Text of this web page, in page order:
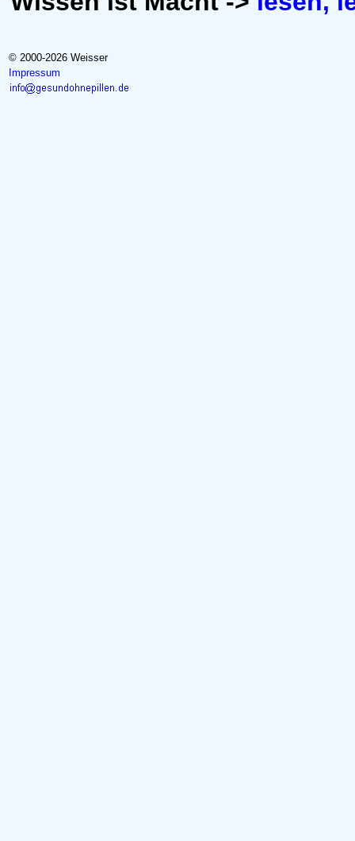
© 2000-2026 Weisser
Impressum